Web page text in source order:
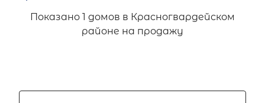
Показано 1 домов в Красногвардейском
районе на продажу